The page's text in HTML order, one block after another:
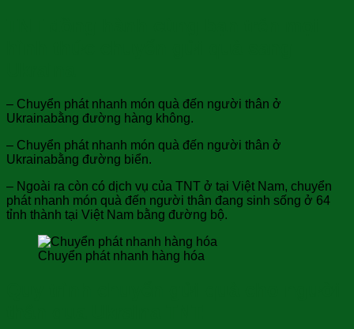
– Chuyển phát nhanh món quà đến người thân ở
Ukrainabằng đường hàng không.
– Chuyển phát nhanh món quà đến người thân ở
Ukrainabằng đường biển.
– Ngoài ra còn có dịch vụ của TNT ở tại Việt Nam, chuyển
phát nhanh món quà đến người thân đang sinh sống ở 64
tỉnh thành tại Việt Nam bằng đường bộ.
Chuyển phát nhanh hàng hóa